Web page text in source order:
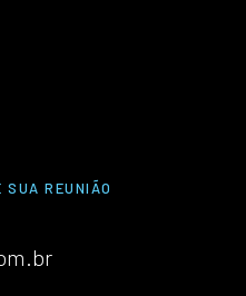
SUA REUNIÃO